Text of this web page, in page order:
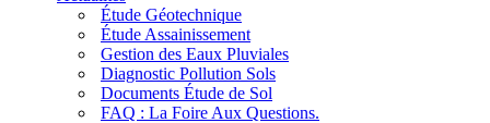
Étude Géotechnique
Étude Assainissement
Gestion des Eaux Pluviales
Diagnostic Pollution Sols
Documents Étude de Sol
FAQ : La Foire Aux Questions.